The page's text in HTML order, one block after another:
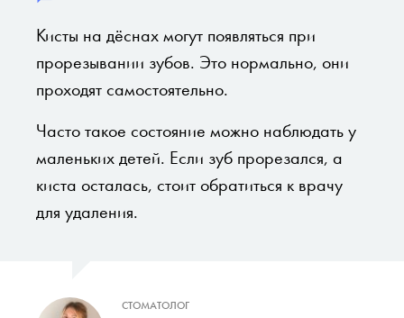
Кисты на дёснах могут появляться при
прорезывании зубов. Это нормально, они
проходят самостоятельно.
Часто такое состояние можно наблюдать у
маленьких детей. Если зуб прорезался, а
киста осталась, стоит обратиться к врачу
для удаления.
СТОМАТОЛОГ